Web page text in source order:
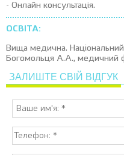
- Онлайн консультація.
ОСВІТА:
Вища медична.
Богомольця А.А., медичний
ЗАЛИШТЕ СВІЙ ВІДГУК